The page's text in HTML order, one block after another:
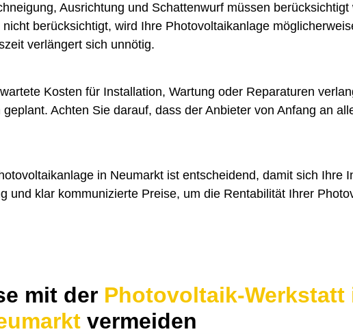
Ausrichtung und Schattenwurf müssen
berücksichtigt, wird Ihre Photovoltaikanlage
verlängert sich unnötig.
Kosten für Installation, Wartung oder Reparaturen
Achten Sie darauf, dass der Anbieter von Anfang an
in Neumarkt ist entscheidend, damit sich Ihre
und klar kommunizierte Preise, um die Rentabilität Ihrer
mit der Photovoltaik-Werkstatt
vermeiden